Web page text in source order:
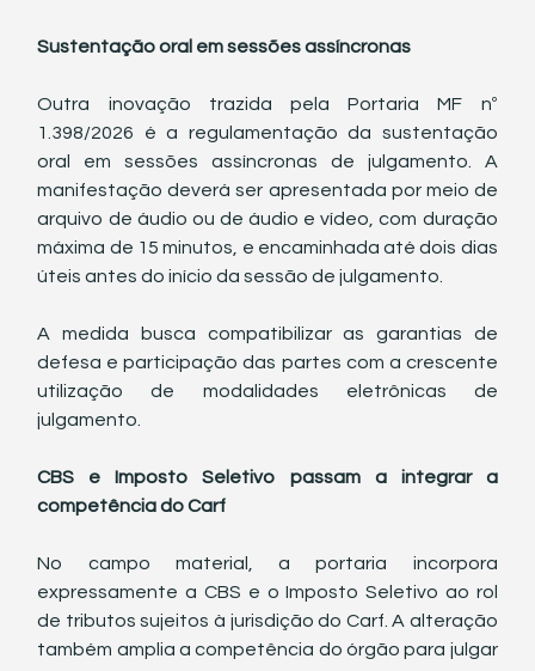
Sustentação oral em sessões assíncronas
Outra inovação trazida pela Portaria MF nº
1.398/2026 é a regulamentação da sustentação
oral em sessões assíncronas de julgamento. A
manifestação deverá ser apresentada por meio de
arquivo de áudio ou de áudio e vídeo, com duração
máxima de 15 minutos, e encaminhada até dois dias
úteis antes do início da sessão de julgamento.
A medida busca compatibilizar as garantias de
defesa e participação das partes com a crescente
utilização de modalidades eletrônicas de
julgamento.
CBS e Imposto Seletivo passam a integrar a
competência do Carf
No campo material, a portaria incorpora
expressamente a CBS e o Imposto Seletivo ao rol
de tributos sujeitos à jurisdição do Carf. A alteração
também amplia a competência do órgão para julgar